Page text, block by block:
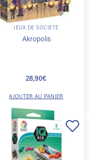
JEUX DE SOCIÉTÉ
Akropolis
28,90€
AJOUTER AU PANIER